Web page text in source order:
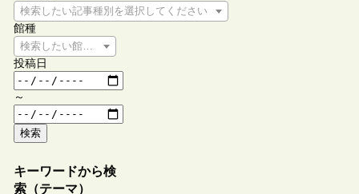
検索したい記事種別を選択してください
館種
検索したい館種を選択してください
投稿日
～
検索
キーワードから検
索（テーマ）